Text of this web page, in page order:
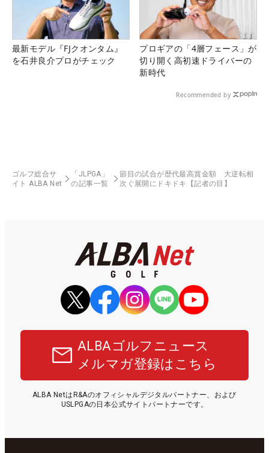
最新モデル『FJクオンタム』
を石井良介プロがチェック
プロギアの「4層フェース」が
切り開く高初速ドライバーの
新時代
Recommended by
ゴルフ総合サ
イト ALBA Net
「JLPGA」
の記事一覧
節目の試合が歴代最高賞金額 大逆転相
次ぐ展開にドキドキ【記者の目】
ALBAゴルフニュース
メルマガ登録はこちら
ALBA NetはR&Aのオフィシャルデジタルパートナー、および
USLPGAの日本公式サイトパートナーです。